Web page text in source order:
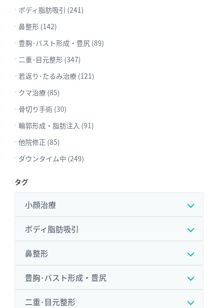
ボディ脂肪吸引 (241)
鼻整形 (142)
豊胸･バスト形成・豊尻 (89)
二重･目元整形 (347)
若返り･たるみ治療 (121)
クマ治療 (85)
骨切り手術 (30)
輪郭形成・脂肪注入 (91)
他院修正 (85)
ダウンタイム中 (249)
タグ
小顔治療
ボディ脂肪吸引
鼻整形
豊胸･バスト形成・豊尻
二重･目元整形